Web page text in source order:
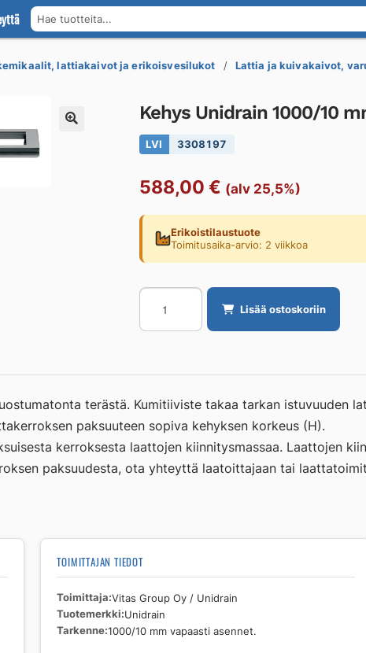
Hae tuotteita...
lattiakaivot ja erikoisvesilukot Lattia ja kuivakaivot,
Kehys Unidrain 1000/10
LVI 3308197
588,00 € (alv 25,5%)
Erikoistilaustuote
Toimitusaika-arvio: 2 viikkoa
Kehys
Unidrain
1000/10
vapaasti
määrä
Lisää ostoskoriin
terästä. Kumitiiviste takaa tarkan istuvuuden
paksuuteen sopiva kehyksen korkeus (H).
kerroksesta laattojen kiinnitysmassaa. Laattojen
paksuudesta, ota yhteyttä laatoittajaan tai
TOIMITTAJAN TIEDOT
Toimittaja Vitas Group Oy / Unidrain
Tuotemerkki Unidrain
Tarkenne 1000/10 mm vapaasti asennet.